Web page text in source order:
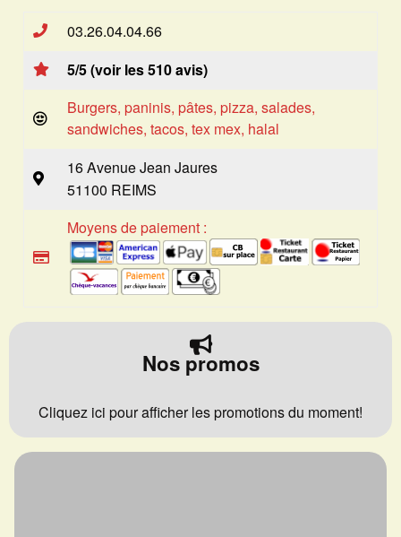
03.26.04.04.66
5/5 (voir les 510 avis)
Burgers, paninis, pâtes, pizza, salades,
sandwiches, tacos, tex mex, halal
16 Avenue Jean Jaures
51100 REIMS
Moyens de paiement :
Nos promos
Cliquez ici pour afficher les promotions du moment!